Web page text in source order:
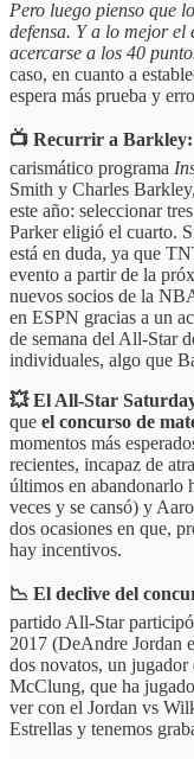
Pero luego pienso que
defensa. Y a lo mejor
acercarse a los 40
caso, en cuanto a
espera más prueba y
📺 Recurrir a
carismático programa
Smith y Charles
este año: seleccionar
Parker eligió el cuarto.
está en duda, ya que
evento a partir de la
nuevos socios de la
en ESPN gracias a un
de semana del All-Star
individuales, algo que
💥 El All-Star
que el concurso de
momentos más
recientes, incapaz de
últimos en abandonarlo
veces y se cansó) y
dos ocasiones en que,
hay incentivos.
📉 El declive del
partido All-Star
2017 (DeAndre Jordan
dos novatos, un
McClung, que ha
ver con el Jordan vs
Estrellas y tenemos